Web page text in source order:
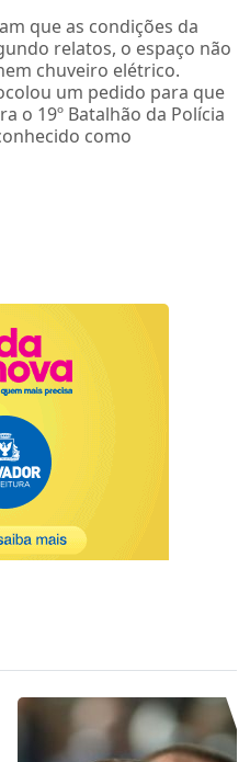
que as condições da
relatos, o espaço não
chuveiro elétrico.
um pedido para que
o 19º Batalhão da Polícia
como